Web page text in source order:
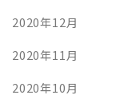
2020年12月
2020年11月
2020年10月